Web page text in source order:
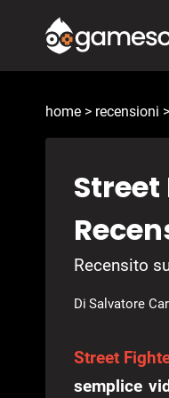
contenuto
home > recensioni >
Recensito
Di Salvatore
Street
semplice